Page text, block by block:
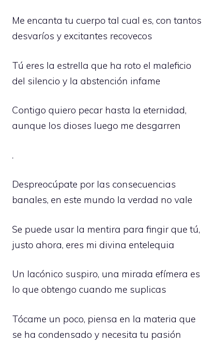
Me encanta tu cuerpo tal cual es, con tantos
desvaríos y excitantes recovecos
Tú eres la estrella que ha roto el maleficio
del silencio y la abstención infame
Contigo quiero pecar hasta la eternidad,
aunque los dioses luego me desgarren
.
Despreocúpate por las consecuencias
banales, en este mundo la verdad no vale
Se puede usar la mentira para fingir que tú,
justo ahora, eres mi divina entelequia
Un lacónico suspiro, una mirada efímera es
lo que obtengo cuando me suplicas
Tócame un poco, piensa en la materia que
se ha condensado y necesita tu pasión